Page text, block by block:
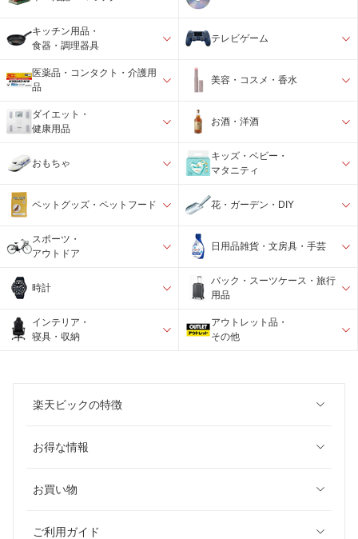
キッチン用品・
食器・調理器具
テレビゲーム
医薬品・コンタクト・介護用
品
美容・コスメ・香水
ダイエット・
健康用品
お酒・洋酒
おもちゃ
キッズ・ベビー・
マタニティ
ペットグッズ・ペットフード 花・ガーデン・DIY
スポーツ・
アウトドア
日用品雑貨・文房具・手芸
時計
バック・スーツケース・旅行
用品
インテリア・
寝具・収納
アウトレット品・
その他
楽天ビックの特徴
お得な情報
お買い物
ご利用ガイド